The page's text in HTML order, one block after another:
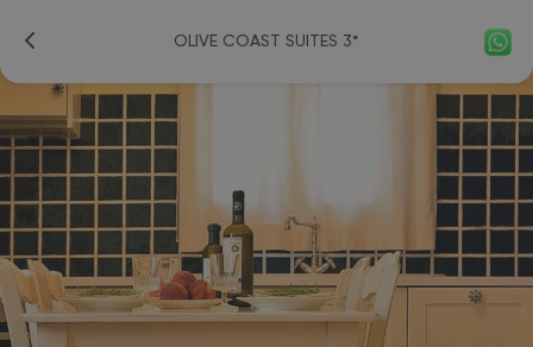
OLIVE COAST SUITES 3*